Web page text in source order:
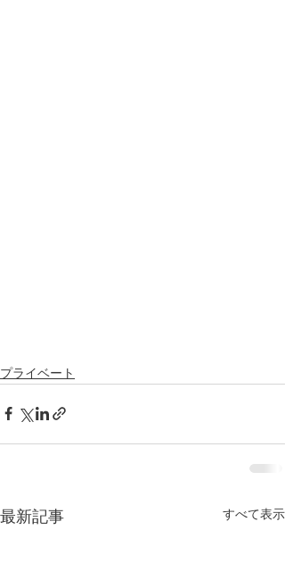
プライベート
最新記事 すべて表示